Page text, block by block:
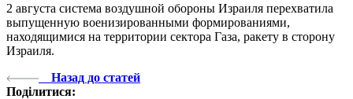
2 августа система воздушной обороны Израиля перехватила
выпущенную военизированными формированиями,
находящимися на территории сектора Газа, ракету в сторону
Израиля.
Назад до статей
Поділитися: